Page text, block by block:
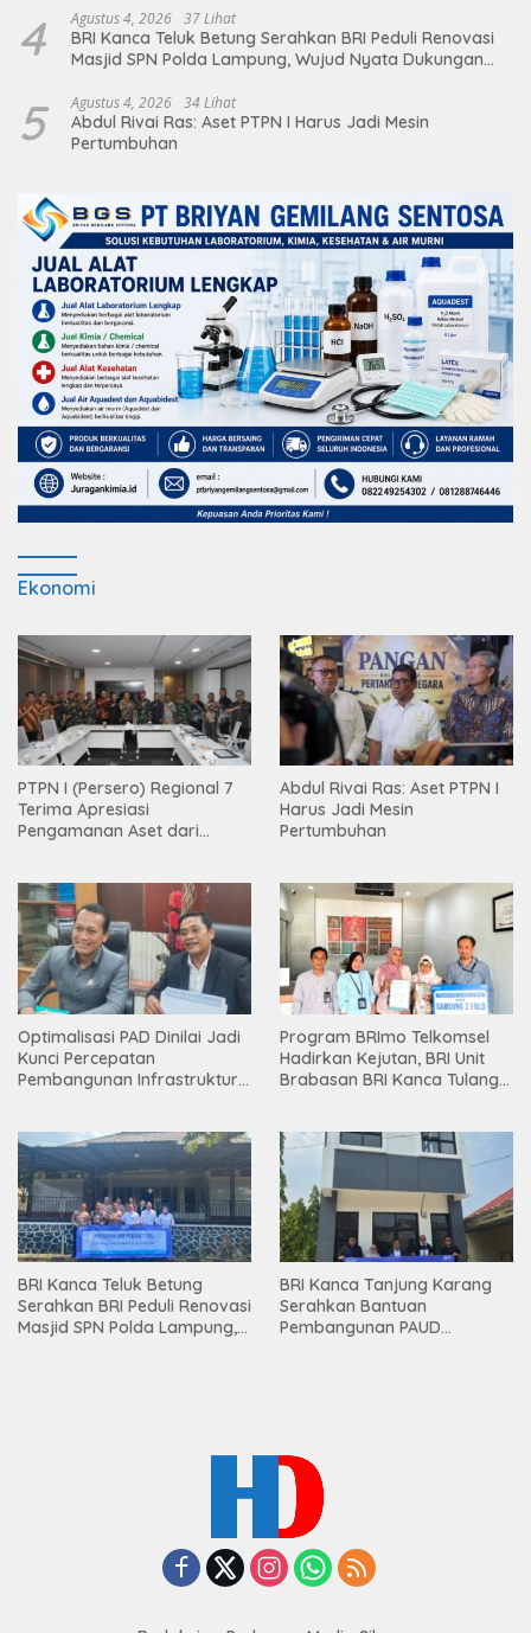
4 Agustus 4, 2026 37 Lihat
BRI Kanca Teluk Betung Serahkan BRI Peduli Renovasi
Masjid SPN Polda Lampung, Wujud Nyata Dukungan
5 Agustus 4, 2026 34 Lihat
Abdul Rivai Ras: Aset PTPN I Harus Jadi Mesin
Pertumbuhan
Ekonomi
PTPN I (Persero) Regional 7
Terima Apresiasi
Pengamanan Aset dari
Abdul Rivai Ras: Aset PTPN I
Harus Jadi Mesin
Pertumbuhan
Optimalisasi PAD Dinilai Jadi
Kunci Percepatan
Pembangunan Infrastruktur
Program BRImo Telkomsel
Hadirkan Kejutan, BRI Unit
Brabasan BRI Kanca Tulang
Mesuji
BRI Kanca Teluk Betung
Serahkan BRI Peduli Renovasi
Masjid SPN Polda Lampung,
BRI Kanca Tanjung Karang
Serahkan Bantuan
Pembangunan PAUD